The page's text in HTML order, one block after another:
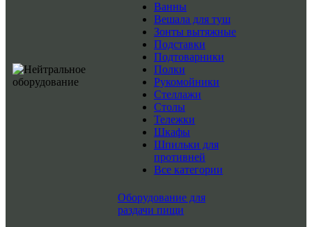
Ванны
Вешала для туш
Зонты вытяжные
Подставки
Подтоварники
Полки
Рукомойники
Стеллажи
Столы
Тележки
Шкафы
Шпильки для
противней
Все категории
Оборудование для
раздачи пищи